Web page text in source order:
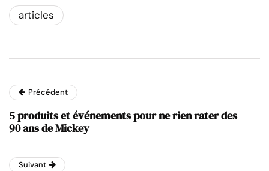
articles
Précédent
5 produits et événements pour ne rien rater des
90 ans de Mickey
Suivant